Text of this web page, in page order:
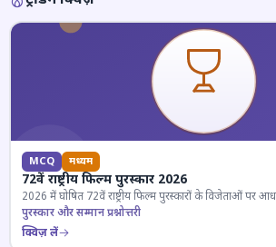
MCQ मध्यम
72वें राष्ट्रीय फिल्म पुरस्कार 2026
2026 में घोषित 72वें राष्ट्रीय फिल्म पुरस्कारों के विजेताओं पर
पुरस्कार और सम्मान प्रश्नोत्तरी
क्विज़ लें